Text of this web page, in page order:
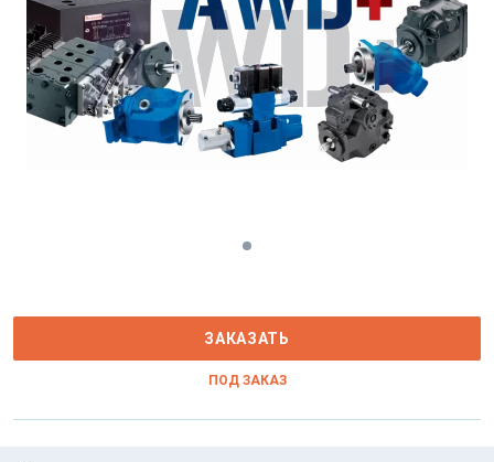
ЗАКАЗАТЬ
ПОД ЗАКАЗ